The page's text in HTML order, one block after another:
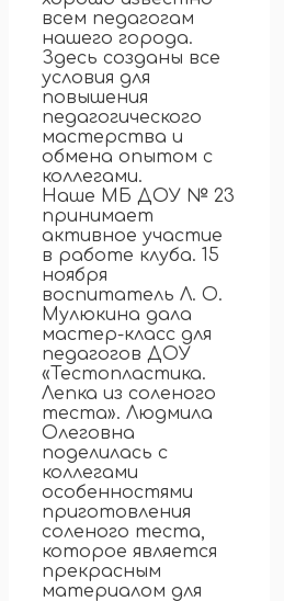
всем педагогам
нашего города.
Здесь созданы все
условия для
повышения
педагогического
мастерства и
обмена опытом с
коллегами.
Наше МБ ДОУ № 23
принимает
активное участие
в работе клуба. 15
ноября
воспитатель Л. О.
Мулюкина дала
мастер-класс для
педагогов ДОУ
«Тестопластика.
Лепка из соленого
теста». Людмила
Олеговна
поделилась с
коллегами
особенностями
приготовления
соленого теста,
которое является
прекрасным
материалом для